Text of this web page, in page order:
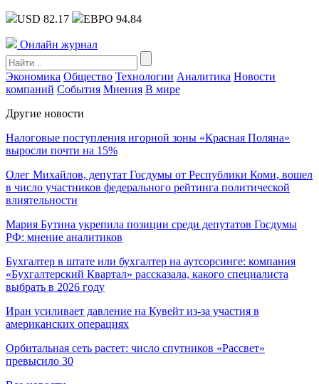
USD 82.17 ЕВРО 94.84
Онлайн журнал
Экономика Общество Технологии Аналитика Новости
компаний События Мнения В мире
Другие новости
Налоговые поступления игорной зоны «Красная Поляна»
выросли почти на 15%
Олег Михайлов, депутат Госдумы от Республики Коми, вошел
в число участников федерального рейтинга политической
влиятельности
Мария Бутина укрепила позиции среди депутатов Госдумы
РФ: мнение аналитиков
Бухгалтер в штате или бухгалтер на аутсорсинге: компания
«Бухгалтерский Квартал» рассказала, какого специалиста
выбрать в 2026 году
Иран усиливает давление на Кувейт из-за участия в
американских операциях
Орбитальная сеть растет: число спутников «Рассвет»
превысило 30